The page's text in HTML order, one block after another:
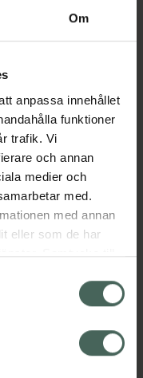
Om
anpassa innehållet
funktioner
trafik. Vi
och annan
medier och
med.
med annan
eller som de har
Samtycke till
påverkar inte
innan återkallelsen.
Dölj
Visa